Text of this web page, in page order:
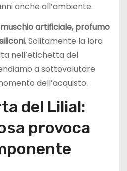
anche all’ambiente.
muschio artificiale, profumo
Solitamente la loro
nell’etichetta del
a sottovalutare
dell’acquisto.
del Lilial:
provoca